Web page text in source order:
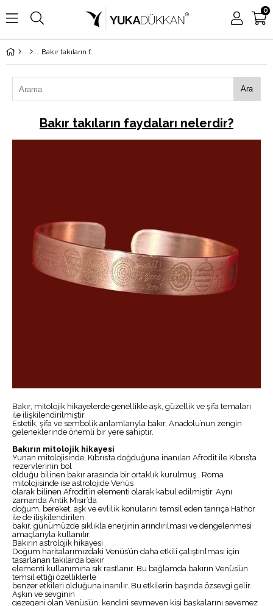
0
Bakır takıların faydaları nelerdir?
Ara
Bakır takıların faydaları nelerdir?
Bakır, mitolojik hikayelerde genellikle aşk, güzellik ve şifa temaları
ile ilişkilendirilmiştir.
Estetik, şifa ve sembolik anlamlarıyla bakır, Anadolu’nun zengin
geleneklerinde önemli bir yere sahiptir.
Bakırın mitolojik hikayesi
Yunan mitolojisinde, Kıbrıs’ta doğduğuna inanılan Afrodit ile Kıbrıs’ta
rezervlerinin bol
olduğu bilinen bakır arasında bir ortaklık kurulmuş , Roma
mitolojisinde ise astrolojide Venüs
olarak bilinen Afrodit’in elementi olarak kabul edilmiştir. Aynı
zamanda Antik Mısır’da
doğum, bereket, aşk ve evlilik konularını temsil eden tanrıça Hathor
ile de ilişkilendirilen
bakır, günümüzde sıklıkla enerjinin arındırılması ve dengelenmesi
amaçlarıyla kullanılır.
Bakırın astrolojik hikayesi
Doğum haritalarımızdaki Venüs’ün daha etkili çalıştırılması için
tasarlanan takılarda bakır
elementi kullanımına sık rastlanır. Bu bağlamda bakırın Venüs’ün
temsil ettiği özelliklerle
benzer etkileri olduğuna inanılır. Bu etkilerin başında özsevgi gelir.
Aşkın ve sevginin
gezegeni olan Venüs’ün, kendini sevmeyen kişi başkalarını sevemez